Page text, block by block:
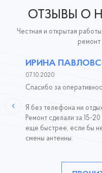
ОТЗЫВЫ О
Честная и открытая
ремонт
ИРИНА
07.10.2020
Спасибо за
Я без телефона ни
Ремонт сделали за 15-
еще быстрее, если бы
смены антенны.